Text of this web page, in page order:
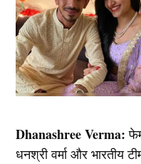
Dhanashree Verma:
धनश्री वर्मा और भारतीय